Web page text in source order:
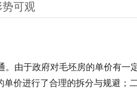
可观
由于政府对毛坯房的单价有一
单价进行了合理的拆分与规避；